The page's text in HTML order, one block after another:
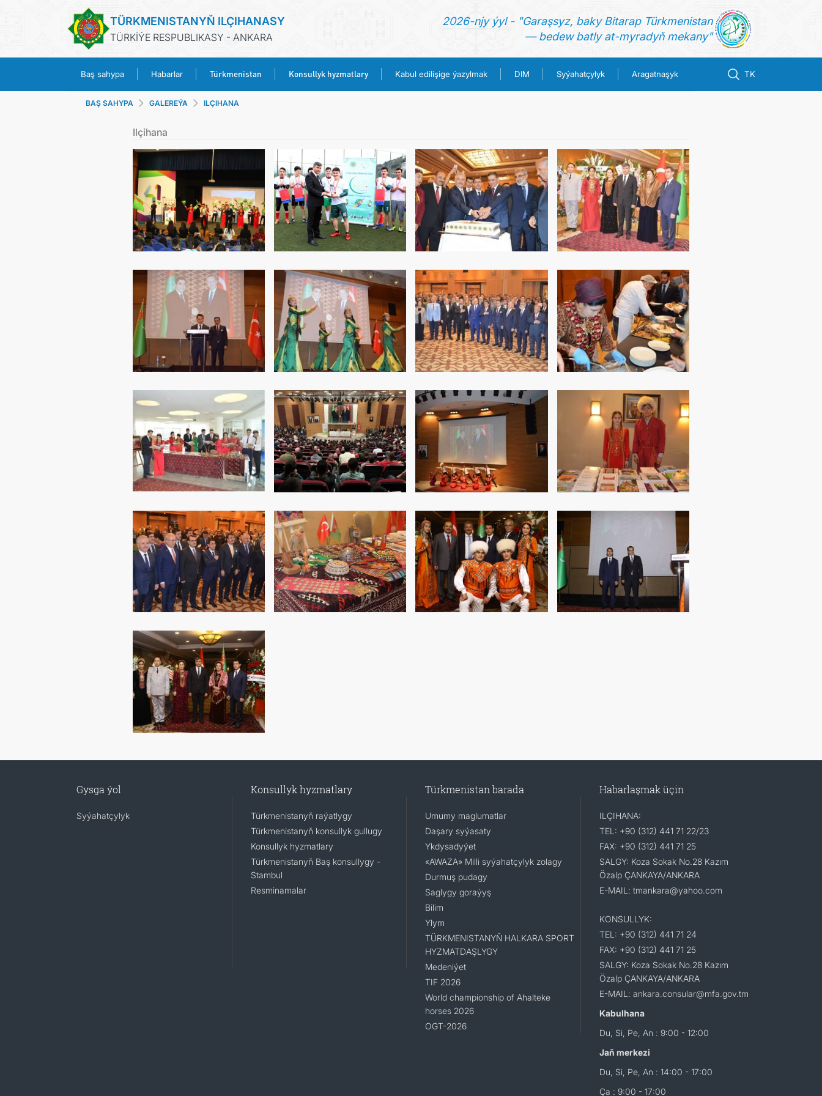
TÜRKMENISTANYŇ ILÇIHANASY
TÜRKİÝE RESPUBLIKASY - ANKARA
2026-njy ýyl - "Garaşsyz, baky Bitarap Türkmenistan
— bedew batly at-myradyň mekany"
Baş sahypa Habarlar Türkmenistan Konsullyk hyzmatlary Kabul edilişige ýazylmak DIM Syýahatçylyk Aragatnaşyk TK
TÜRKMENISTAN
KONSULLYK HYZMATLARY
KABUL EDILIŞIGE ÝAZYLMAK
DIM
SYÝAHATÇYLYK
ARAGATNAŞYK
BAŞ SAHYPA GALEREÝA ILÇIHANA
Ilçihana
Gysga ýol
Syýahatçylyk
Konsullyk hyzmatlary
Türkmenistanyň raýatlygy
Türkmenistanyň konsullyk gullugy
Konsullyk hyzmatlary
Türkmenistanyň Baş konsullygy -
Stambul
Resminamalar
Türkmenistan barada
Umumy maglumatlar
Daşary syýasaty
Ykdysadyýet
«AWAZA» Milli syýahatçylyk zolagy
Durmuş pudagy
Saglygy goraýyş
Bilim
Ylym
TÜRKMENISTANYŇ HALKARA SPORT
HYZMATDAŞLYGY
Medeniýet
TIF 2026
World championship of Ahalteke
horses 2026
OGT-2026
Habarlaşmak üçin
ILÇIHANA:
TEL: +90 (312) 441 71 22/23
FAX: +90 (312) 441 71 25
SALGY: Koza Sokak No.28 Kazım
Özalp ÇANKAYA/ANKARA
E-MAIL: tmankara@yahoo.com
KONSULLYK:
TEL: +90 (312) 441 71 24
FAX: +90 (312) 441 71 25
SALGY: Koza Sokak No.28 Kazım
Özalp ÇANKAYA/ANKARA
E-MAIL: ankara.consular@mfa.gov.tm
Kabulhana
Du, Si, Pe, An : 9:00 - 12:00
Jaň merkezi
Du, Si, Pe, An : 14:00 - 17:00
Ça : 9:00 - 17:00